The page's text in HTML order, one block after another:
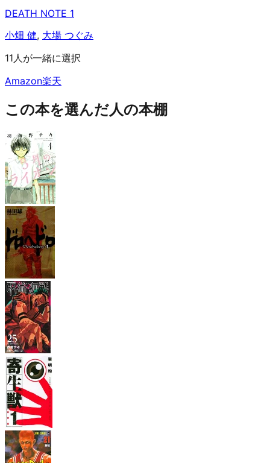
DEATH NOTE 1
小畑 健, 大場 つぐみ
11人が一緒に選択
Amazon楽天
この本を選んだ人の本棚